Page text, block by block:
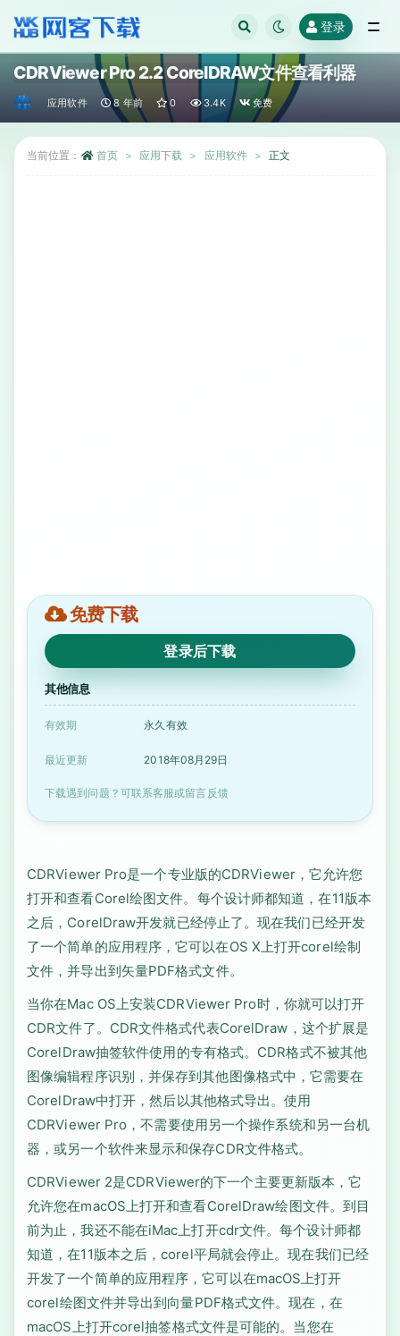
登录
CDRViewer Pro 2.2 CorelDRAW文件查看利器
应用软件 8 年前 0 3.4K 免费
当前位置： 首页 应用下载 应用软件 正文
免费下载
登录后下载
其他信息
有效期 永久有效
最近更新 2018年08月29日
下载遇到问题？可联系客服或留言反馈
CDRViewer Pro是一个专业版的CDRViewer，它允许您
打开和查看Corel绘图文件。每个设计师都知道，在11版本
之后，CorelDraw开发就已经停止了。现在我们已经开发
了一个简单的应用程序，它可以在OS X上打开corel绘制
文件，并导出到矢量PDF格式文件。
当你在Mac OS上安装CDRViewer Pro时，你就可以打开
CDR文件了。CDR文件格式代表CorelDraw，这个扩展是
CorelDraw抽签软件使用的专有格式。CDR格式不被其他
图像编辑程序识别，并保存到其他图像格式中，它需要在
CorelDraw中打开，然后以其他格式导出。使用
CDRViewer Pro，不需要使用另一个操作系统和另一台机
器，或另一个软件来显示和保存CDR文件格式。
CDRViewer 2是CDRViewer的下一个主要更新版本，它
允许您在macOS上打开和查看CorelDraw绘图文件。到目
前为止，我还不能在iMac上打开cdr文件。每个设计师都
知道，在11版本之后，corel平局就会停止。现在我们已经
开发了一个简单的应用程序，它可以在macOS上打开
corel绘图文件并导出到向量PDF格式文件。现在，在
macOS上打开corel抽签格式文件是可能的。当您在
全部